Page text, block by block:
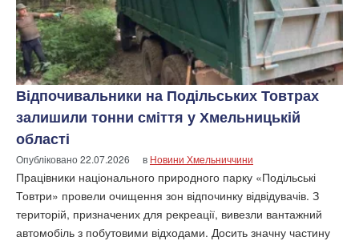
Відпочивальники на Подільських Товтрах
залишили тонни сміття у Хмельницькій
області
Опубліковано22.07.2026 в Новини Хмельниччини
Працівники національного природного парку «Подільські
Товтри» провели очищення зон відпочинку відвідувачів. З
територій, призначених для рекреації, вивезли вантажний
автомобіль з побутовими відходами. Досить значну частину